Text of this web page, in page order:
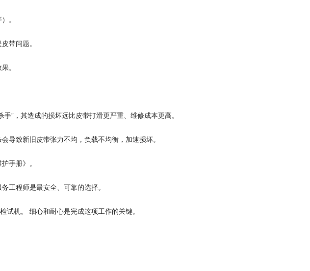
。
带问题。
。
”，其造成的损坏远比皮带打滑更严重、维修成本更高。
导致新旧皮带张力不均，负载不均衡，加速损坏。
手册》。
工程师是最安全、可靠的选择。
机。 细心和耐心是完成这项工作的关键。